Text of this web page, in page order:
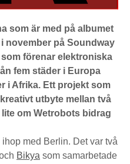
som är med på albumet
november på Soundway
förenar elektroniska
fem städer i Europa
i Afrika. Ett projekt som
utbyte mellan två
om Wetrobots bidrag
med Berlin. Det var två
Bikya som samarbetade